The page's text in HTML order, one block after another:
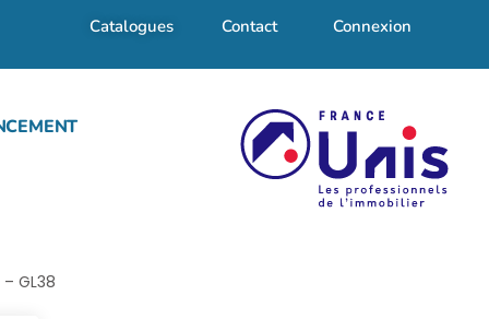
Catalogues Contact Connexion
GL38